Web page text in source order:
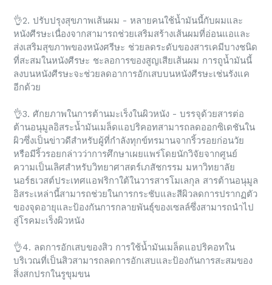
👌2. ปรับปรุงสุขภาพเส้นผม - หลายคนใช้น้ำมันนี้กับผมและ
หนังศีรษะเนื่องจากสามารถช่วยเสริมสร้างเส้นผมที่อ่อนแอและ
ส่งเสริมสุขภาพของหนังศรีษะ ช่วยลดระดับของสารเคมีบางชนิด
ที่สะสมในหนังศีรษะ ชะลอการของสูญเสียเส้นผม การถูน้ำมันนี้
ลงบนหนังศีรษะจะช่วยลดอาการอักเสบบนหนังศีรษะเช่นรังแค
อีกด้วย
👌3. ศักยภาพในการต้านมะเร็งในผิวหนัง - บรรจุด้วยสารต่อ
ต้านอนุมูลอิสระน้ำมันเมล็ดแอปริคอทสามารถลดออกซิเดชันใน
ผิวซึ่งเป็นข่าวดีสำหรับผู้ที่กำลังทุกข์ทรมานจากริ้วรอยก่อนวัย
หรือมีริ้วรอยกล่าวว่าการศึกษาเผยแพร่โดยนักวิจัยจากศูนย์
ความเป็นเลิศสำหรับวิทยาศาสตร์เภสัชกรรม มหาวิทยาลัย
นอร์ธเวสต์ประเทศแอฟริกาใต้ในวารสารโมเลกุล สารต้านอนุมูล
อิสระเหล่านี้สามารถช่วยในการกระชับและสีผิวลดการปรากฏตัว
ของจุดอายุและป้องกันการกลายพันธุ์ของเซลล์ซึ่งสามารถนำไป
สู่โรคมะเร็งผิวหนัง
👌4. ลดการอักเสบของสิว การใช้น้ำมันเมล็ดแอปริคอทใน
บริเวณที่เป็นสิวสามารถลดการอักเสบและป้องกันการสะสมของ
สิ่งสกปรกในรูขุมขน